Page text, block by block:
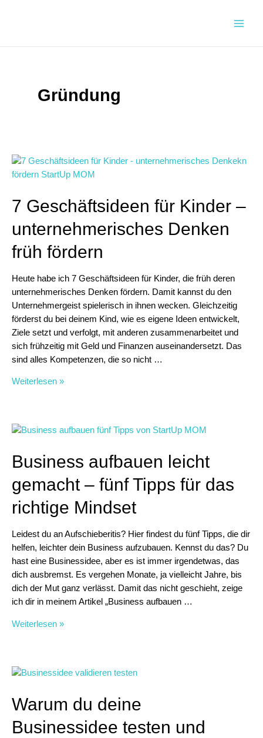
Gründung
7 Geschäftsideen für Kinder –
unternehmerisches Denken
früh fördern
Heute habe ich 7 Geschäftsideen für Kinder, die früh deren
unternehmerisches Denken fördern. Damit kannst du den
Unternehmergeist spielerisch in ihnen wecken. Gleichzeitig
förderst du bei deinem Kind, wie es eigene Ideen entwickelt,
Ziele setzt und verfolgt, mit anderen zusammenarbeitet und
sich frühzeitig mit Geld und Finanzen auseinandersetzt. Das
sind alles Kompetenzen, die so nicht …
7
Kinder
–
Denken
fördern
Weiterlesen »
Business aufbauen leicht
gemacht – fünf Tipps für das
richtige Mindset
Leidest du an Aufschieberitis? Hier findest du fünf Tipps, die dir
helfen, leichter dein Business aufzubauen. Kennst du das? Du
hast eine Businessidee, aber es ist immer irgendetwas, das
dich ausbremst. Es vergehen Monate, ja vielleicht Jahre, bis
dich der Mut ganz verlässt. Damit das nicht geschieht, zeige
ich dir in meinem Artikel „Business aufbauen …
Business
–
Tipps
das
Weiterlesen »
Warum du deine
Businessidee testen und